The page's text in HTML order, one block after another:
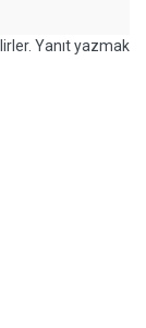
Yanıt yazmak